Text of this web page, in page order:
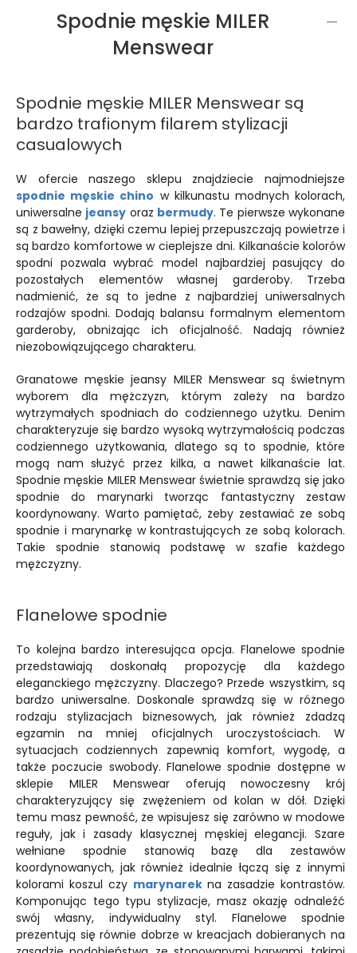
Spodnie męskie MILER
Menswear
Spodnie męskie MILER Menswear są
bardzo trafionym filarem stylizacji
casualowych
W ofercie naszego sklepu znajdziecie najmodniejsze
spodnie męskie chino w kilkunastu modnych kolorach,
uniwersalne jeansy oraz bermudy. Te pierwsze wykonane
są z bawełny, dzięki czemu lepiej przepuszczają powietrze i
są bardzo komfortowe w cieplejsze dni. Kilkanaście kolorów
spodni pozwala wybrać model najbardziej pasujący do
pozostałych elementów własnej garderoby. Trzeba
nadmienić, że są to jedne z najbardziej uniwersalnych
rodzajów spodni. Dodają balansu formalnym elementom
garderoby, obniżając ich oficjalność. Nadają również
niezobowiązującego charakteru.
Granatowe męskie jeansy MILER Menswear są świetnym
wyborem dla mężczyzn, którym zależy na bardzo
wytrzymałych spodniach do codziennego użytku. Denim
charakteryzuje się bardzo wysoką wytrzymałością podczas
codziennego użytkowania, dlatego są to spodnie, które
mogą nam służyć przez kilka, a nawet kilkanaście lat.
Spodnie męskie MILER Menswear świetnie sprawdzą się jako
spodnie do marynarki tworząc fantastyczny zestaw
koordynowany. Warto pamiętać, żeby zestawiać ze sobą
spodnie i marynarkę w kontrastujących ze sobą kolorach.
Takie spodnie stanowią podstawę w szafie każdego
mężczyzny.
Flanelowe spodnie
To kolejna bardzo interesująca opcja. Flanelowe spodnie
przedstawiają doskonałą propozycję dla każdego
eleganckiego mężczyzny. Dlaczego? Przede wszystkim, są
bardzo uniwersalne. Doskonale sprawdzą się w różnego
rodzaju stylizacjach biznesowych, jak również zdadzą
egzamin na mniej oficjalnych uroczystościach. W
sytuacjach codziennych zapewnią komfort, wygodę, a
także poczucie swobody. Flanelowe spodnie dostępne w
sklepie MILER Menswear oferują nowoczesny krój
charakteryzujący się zwężeniem od kolan w dół. Dzięki
temu masz pewność, że wpisujesz się zarówno w modowe
reguły, jak i zasady klasycznej męskiej elegancji. Szare
wełniane spodnie stanowią bazę dla zestawów
koordynowanych, jak również idealnie łączą się z innymi
kolorami koszul czy marynarekna zasadzie kontrastów.
Komponując tego typu stylizacje, masz okazję odnaleźć
swój własny, indywidualny styl. Flanelowe spodnie
prezentują się równie dobrze w kreacjach dobieranych na